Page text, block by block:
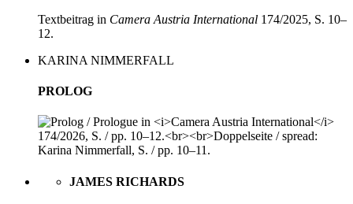
Textbeitrag in Camera Austria International 174/2025, S. 10–
12.
KARINA NIMMERFALL
PROLOG
JAMES RICHARDS